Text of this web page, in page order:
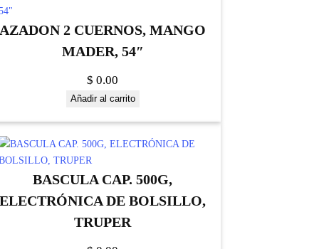
AZADON 2 CUERNOS, MANGO
MADER, 54″
$ 0.00
Añadir al carrito
BASCULA CAP. 500G,
ELECTRÓNICA DE BOLSILLO,
TRUPER